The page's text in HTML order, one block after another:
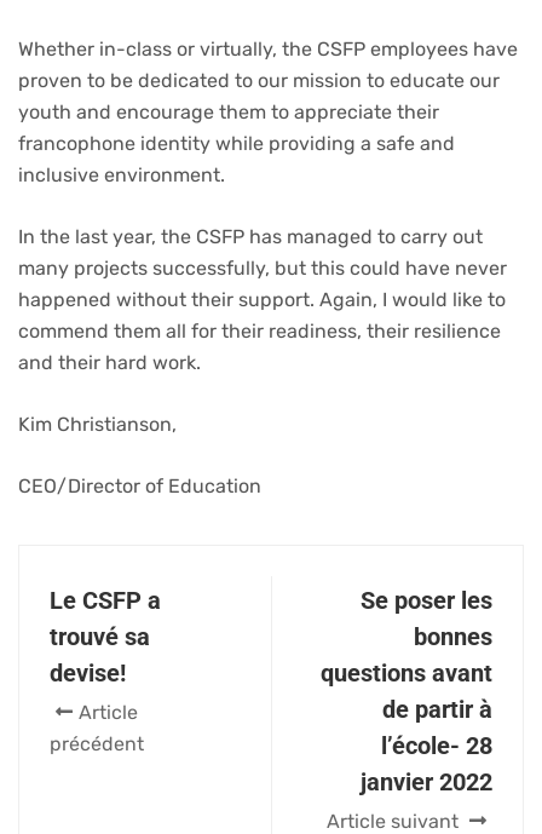
Whether in-class or virtually, the CSFP employees have
proven to be dedicated to our mission to educate our
youth and encourage them to appreciate their
francophone identity while providing a safe and
inclusive environment.
In the last year, the CSFP has managed to carry out
many projects successfully, but this could have never
happened without their support. Again, I would like to
commend them all for their readiness, their resilience
and their hard work.
Kim Christianson,
CEO/Director of Education
Le CSFP a
trouvé sa
devise!
Article
précédent
Se poser les
bonnes
questions avant
de partir à
l’école- 28
janvier 2022
Article suivant